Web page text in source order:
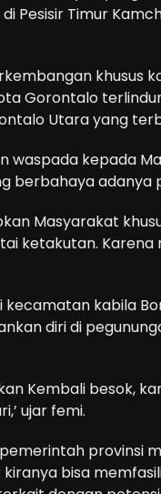
Pesisir Timur
khusus
Gorontalo
Utara yang
waspada kepada
berbahaya adanya
Masyarakat
ketakutan.
kecamatan kabila
diri di
Kembali besok,
ujar femi.
provinsi
bisa